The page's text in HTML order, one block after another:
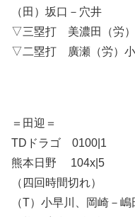
（田）坂口－穴井
▽三塁打 美濃田（労）
▽二塁打 廣瀬（労）小
＝田迎＝
TDドラゴ 0100|1
熊本日野 104x|5
（四回時間切れ）
（T）小早川、岡崎－嶋